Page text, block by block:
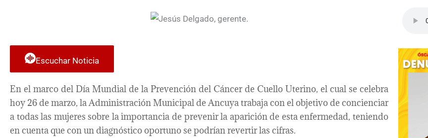
Escuchar Noticia
En el marco del Día Mundial de la Prevención del Cáncer de Cuello Uterino, el cual se celebra
hoy 26 de marzo, la Administración Municipal de Ancuya trabaja con el objetivo de concienciar
a todas las mujeres sobre la importancia de prevenir la aparición de esta enfermedad, teniendo
en cuenta que con un diagnóstico oportuno se podrían revertir las cifras.